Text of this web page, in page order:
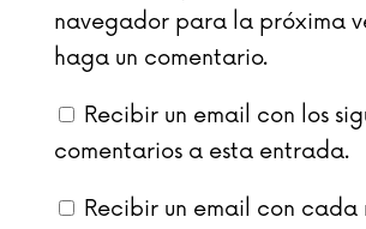
navegador para la próxima
haga un comentario.
Recibir un email con los
comentarios a esta entrada.
Recibir un email con cada